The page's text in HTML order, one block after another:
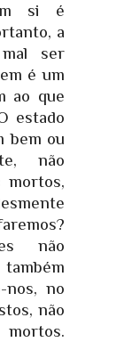
si é
a
ser
é um
ao que
estado
bem ou
não
mortos,
não
nos, no
não
mortos.